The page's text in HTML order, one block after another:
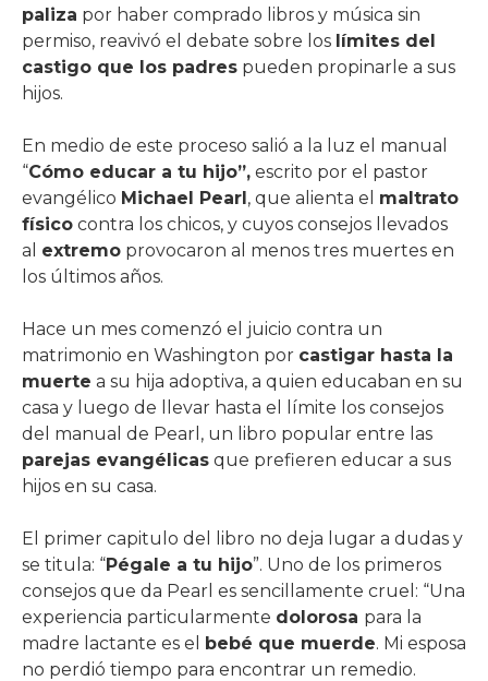
paliza por haber comprado libros y música sin
permiso, reavivó el debate sobre los límites del
castigo que los padres pueden propinarle a sus
hijos.
En medio de este proceso salió a la luz el manual
“Cómo educar a tu hijo”, escrito por el pastor
evangélico Michael Pearl, que alienta el maltrato
físico contra los chicos, y cuyos consejos llevados
al extremo provocaron al menos tres muertes en
los últimos años.
Hace un mes comenzó el juicio contra un
matrimonio en Washington por castigar hasta la
muerte a su hija adoptiva, a quien educaban en su
casa y luego de llevar hasta el límite los consejos
del manual de Pearl, un libro popular entre las
parejas evangélicas que prefieren educar a sus
hijos en su casa.
El primer capitulo del libro no deja lugar a dudas y
se titula: “Pégale a tu hijo”. Uno de los primeros
consejos que da Pearl es sencillamente cruel: “Una
experiencia particularmente dolorosa para la
madre lactante es el bebé que muerde. Mi esposa
no perdió tiempo para encontrar un remedio.